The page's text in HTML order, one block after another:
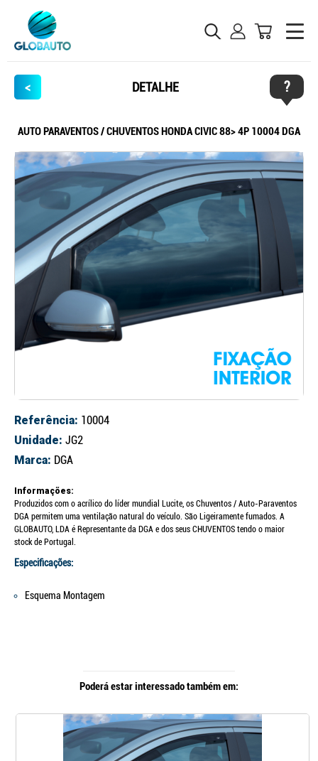
< DETALHE ?
AUTO PARAVENTOS / CHUVENTOS HONDA CIVIC 88> 4P 10004 DGA
Referência: 10004
Unidade: JG2
Marca: DGA
Informações:
Produzidos com o acrílico do líder mundial Lucite, os Chuventos / Auto-Paraventos
DGA permitem uma ventilação natural do veículo. São Ligeiramente fumados. A
GLOBAUTO, LDA é Representante da DGA e dos seus CHUVENTOS tendo o maior
stock de Portugal.
Especificações:
Esquema Montagem
Poderá estar interessado também em: